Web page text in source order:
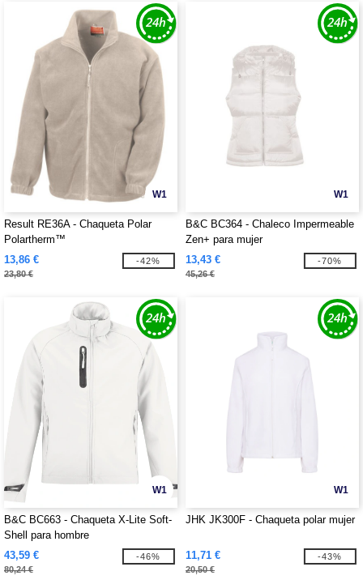
W1
Result RE36A - Chaqueta Polar
Polartherm™
13,86 €
23,80 €
-42%
W1
B&C BC364 - Chaleco Impermeable
Zen+ para mujer
13,43 €
45,26 €
-70%
W1
B&C BC663 - Chaqueta X-Lite Soft-
Shell para hombre
43,59 €
80,24 €
-46%
W1
JHK JK300F - Chaqueta polar mujer
11,71 €
20,50 €
-43%